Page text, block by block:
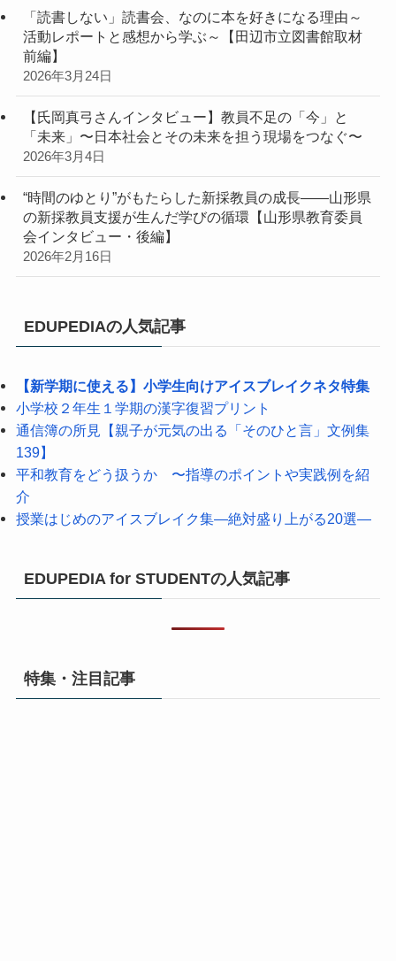
「読書しない」読書会、なのに本を好きになる理由～
活動レポートと感想から学ぶ～【田辺市立図書館取材
前編】
2026年3月24日
【氏岡真弓さんインタビュー】教員不足の「今」と
「未来」〜日本社会とその未来を担う現場をつなぐ〜
2026年3月4日
“時間のゆとり”がもたらした新採教員の成長――山形県
の新採教員支援が生んだ学びの循環【山形県教育委員
会インタビュー・後編】
2026年2月16日
EDUPEDIAの人気記事
【新学期に使える】小学生向けアイスブレイクネタ特集
小学校２年生１学期の漢字復習プリント
通信簿の所見【親子が元気の出る「そのひと言」文例集
139】
平和教育をどう扱うか 〜指導のポイントや実践例を紹
介
授業はじめのアイスブレイク集―絶対盛り上がる20選―
EDUPEDIA for STUDENTの人気記事
特集・注目記事